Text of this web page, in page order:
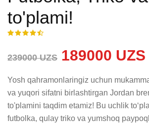
to'plami!
239000 UZS 189000 UZS
Yosh qahramonlaringiz uchun
va yuqori sifatni birlashtirgan Jordan
to'plamini taqdim etamiz! Bu uchlik
futbolka, qulay triko va yumshoq